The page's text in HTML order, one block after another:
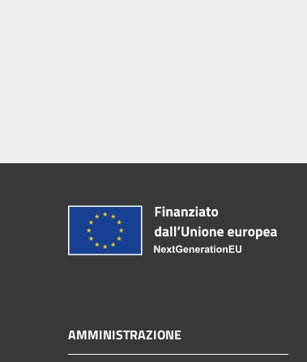
AMMINISTRAZIONE